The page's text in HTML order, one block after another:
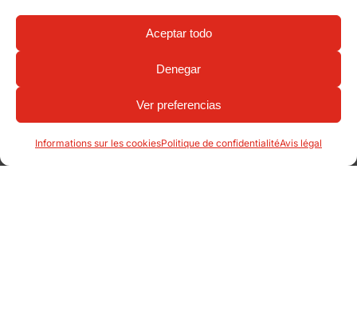
Aceptar todo
Denegar
Ver preferencias
Informations sur les cookiesPolitique de confidentialitéAvis légal